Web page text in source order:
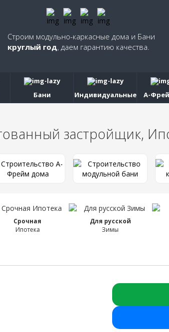
Строим модульно-каркасные дома и Бани
круглый год, даем гарантию качества.
Бани Индивидуальные А-
застройщик,
Срочная
Ипотека
Для русской
Зимы